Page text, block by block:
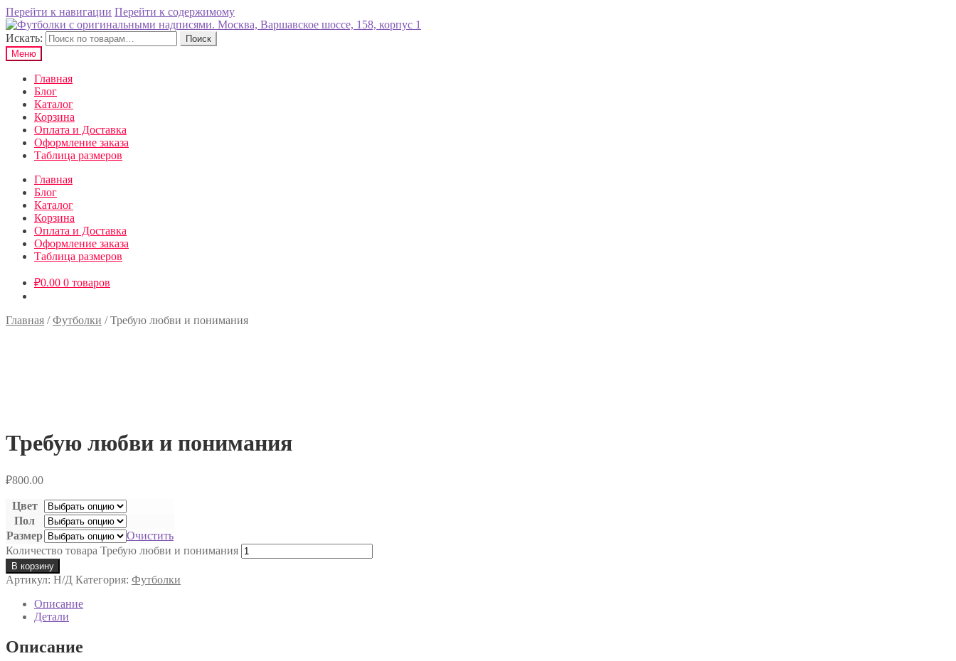
Перейти к навигации Перейти к содержимому
Искать:
Поиск
Меню
Главная
Блог
Каталог
Корзина
Оплата и Доставка
Оформление заказа
Таблица размеров
Главная
Блог
Каталог
Корзина
Оплата и Доставка
Оформление заказа
Таблица размеров
₽0.00 0 товаров
Главная /Футболки /Требую любви и понимания
Требую любви и понимания
₽800.00
Цвет
Пол
Размер
Очистить
Количество товара Требую любви и понимания
В корзину
Артикул: Н/Д Категория: Футболки
Описание
Детали
Описание